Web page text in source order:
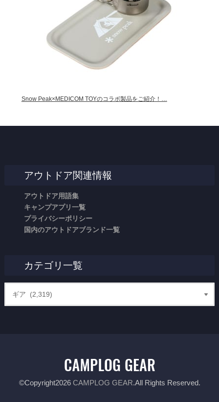
Snow Peak×MEDICOM TOYのコラボ製品をご紹介！…
アウトドア関連情報
アウトドア用語集
キャンプアプリ一覧
プライバシーポリシー
国内のアウトドアブランド一覧
カテゴリ一覧
©Copyright2026 CAMPLOG GEAR.All Rights Reserved.